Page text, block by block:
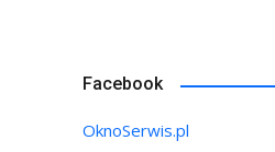
Facebook
OknoSerwis.pl